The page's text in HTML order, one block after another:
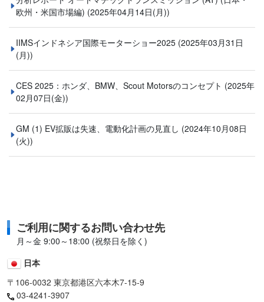
欧州・米国市場編) (2025年04月14日(月))
IIMSインドネシア国際モーターショー2025 (2025年03月31日
(月))
CES 2025：ホンダ、BMW、Scout Motorsのコンセプト (2025年
02月07日(金))
GM (1) EV拡販は失速、電動化計画の見直し (2024年10月08日
(火))
ご利用に関するお問い合わせ先
月～金 9:00～18:00 (祝祭日を除く)
日本
〒106-0032 東京都港区六本木7-15-9
03-4241-3907